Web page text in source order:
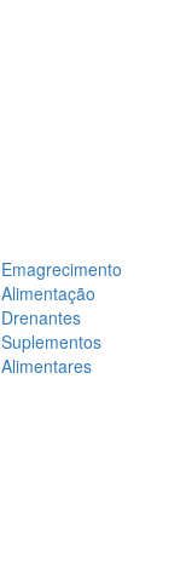
Emagrecimento
Alimentação
Drenantes
Suplementos
Alimentares